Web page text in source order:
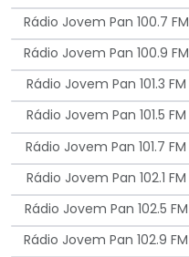
Rádio Jovem Pan 100.7 FM
Rádio Jovem Pan 100.9 FM
Rádio Jovem Pan 101.3 FM
Rádio Jovem Pan 101.5 FM
Rádio Jovem Pan 101.7 FM
Rádio Jovem Pan 102.1 FM
Rádio Jovem Pan 102.5 FM
Rádio Jovem Pan 102.9 FM